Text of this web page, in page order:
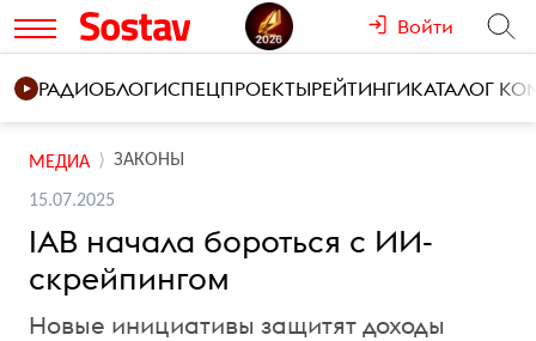
Войти
РАДИОБЛОГИСПЕЦПРОЕКТЫРЕЙТИНГИКАТАЛОГ
МЕДИА ЗАКОНЫ
15.07.2025
IAB начала бороться с ИИ-
скрейпингом
Новые инициативы защитят доходы